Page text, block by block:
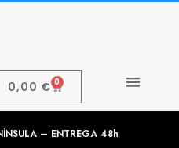
0,00 € 0
– ENTREGA 48h